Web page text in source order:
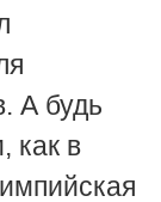
А будь
как в